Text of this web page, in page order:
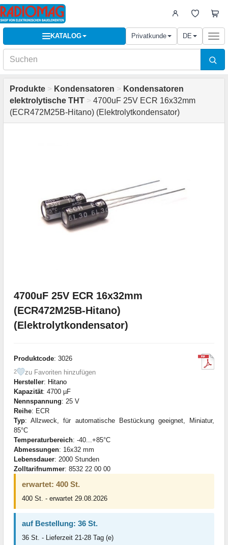
KATALOG Privatkunde DE
Produkte > Kondensatoren > Kondensatoren
elektrolytische THT > 4700uF 25V ECR 16x32mm
(ECR472M25B-Hitano) (Elektrolytkondensator)
4700uF 25V ECR 16x32mm
(ECR472M25B-Hitano)
(Elektrolytkondensator)
Produktcode: 3026
2
zu Favoriten hinzufügen
Hersteller: Hitano
Kapazität: 4700 µF
Nennspannung: 25 V
Reihe: ECR
Typ: Allzweck, für automatische Bestückung geeignet, Miniatur,
85°C
Temperaturbereich: -40...+85°C
Abmessungen: 16x32 mm
Lebensdauer: 2000 Stunden
Zolltarifnummer: 8532 22 00 00
erwartet: 400 St.
400 St. - erwartet 29.08.2026
auf Bestellung: 36 St.
36 St. - Lieferzeit 21-28 Tag (e)